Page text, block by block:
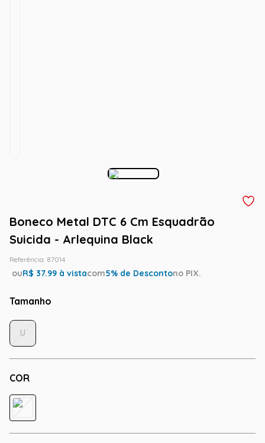
Boneco Metal DTC 6 Cm Esquadrão
Suicida - Arlequina Black
Referência: 87014
ouR$ 37.99 à vistacom5% de Descontono PIX.
Tamanho
COR
U